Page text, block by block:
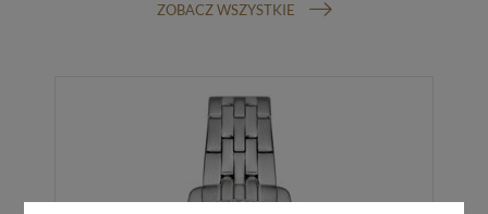
ZOBACZ WSZYSTKIE